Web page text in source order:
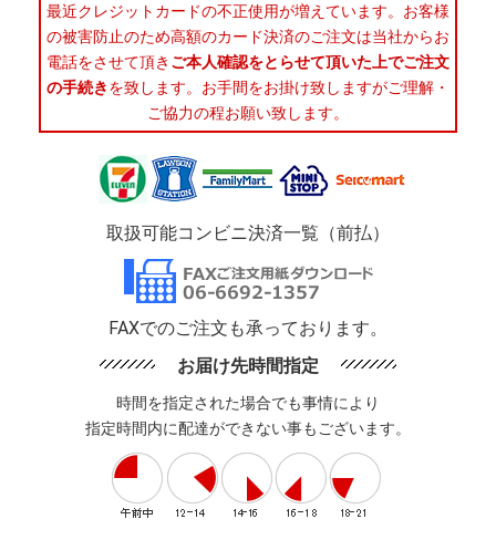
最近クレジットカードの不正使用が増えています。お客様
の被害防止のため高額のカード決済のご注文は当社からお
電話をさせて頂き ご本人確認をとらせて頂いた上でご注文
の手続きを致します。お手間をお掛け致しますがご理解・
ご協力の程お願い致します。
取扱可能コンビニ決済一覧（前払）
FAXでのご注文も承っております。
お届け先時間指定
時間を指定された場合でも事情により
指定時間内に配達ができない事もございます。